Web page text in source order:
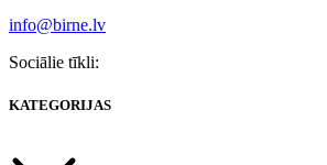
info@birne.lv
Sociālie tīkli:
KATEGORIJAS